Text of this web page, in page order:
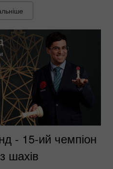
- 15-ий чемпіон
шахів